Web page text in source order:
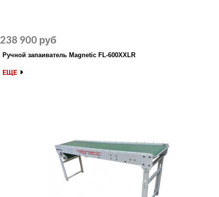
Ручной запаиватель Magnetic FL-600XXLR
238 900 руб
ЕЩЕ